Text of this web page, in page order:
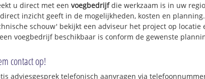
u direct met eenvoegbedrijfdie werkzaam is in uw regio
inzicht geeft in de mogelijkheden, kosten en planning.
schouw' bekijkt een adviseur het project op locatie
voegbedrijf beschikbaar is conform de gewenste
contact op!
adviesgesprek telefonisch aanvragen via